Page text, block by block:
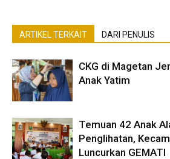
ARTIKEL TERKAIT DARI PENULIS
CKG di Magetan
Anak Yatim
Temuan 42 Anak
Penglihatan,
Luncurkan GEMATI